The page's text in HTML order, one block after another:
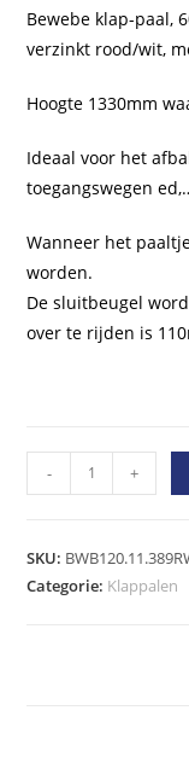
Bewebe klap-paal,
verzinkt rood/wit,
Hoogte 1330mm
Ideaal voor het
toegangswegen
Wanneer het
worden.
De sluitbeugel
over te rijden is
Klappaal,
60mm
betonneren,
rood/wit,
- +
SKU:
Categorie: Klappalen